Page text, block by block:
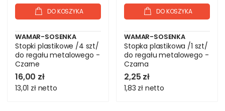
DO KOSZYKA
WAMAR-SOSENKA
Stopki plastikowe /4 szt/
do regału metalowego -
Czarne
16,00 zł
13,01 zł netto
DO KOSZYKA
WAMAR-SOSENKA
Stopka plastikowa /1 szt/
do regału metalowego -
Czarna
2,25 zł
1,83 zł netto